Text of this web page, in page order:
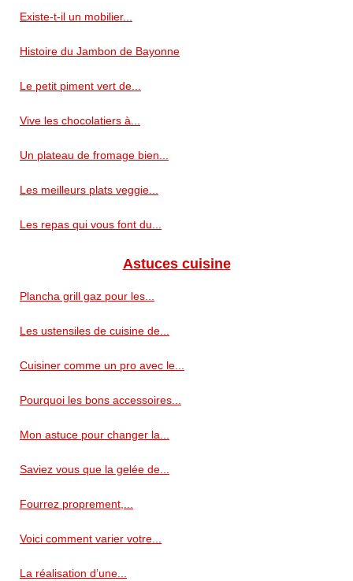
Existe-t-il un mobilier...
Histoire du Jambon de Bayonne
Le petit piment vert de...
Vive les chocolatiers à...
Un plateau de fromage bien...
Les meilleurs plats veggie...
Les repas qui vous font du...
Astuces cuisine
Plancha grill gaz pour les...
Les ustensiles de cuisine de...
Cuisiner comme un pro avec le...
Pourquoi les bons accessoires...
Mon astuce pour changer la...
Saviez vous que la gelée de...
Fourrez proprement,...
Voici comment varier votre...
La réalisation d’une...